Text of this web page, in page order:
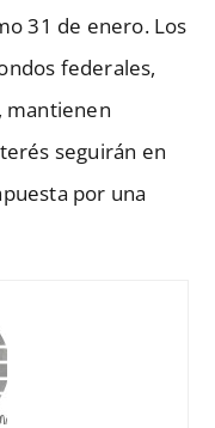
31 de enero. Los
federales,
mantienen
seguirán en
por una